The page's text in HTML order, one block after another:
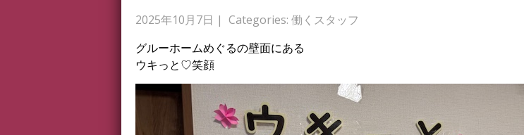
2025年10月7日 | Categories: 働くスタッフ
グルーホームめぐるの壁面にある
ウキっと♡笑顔